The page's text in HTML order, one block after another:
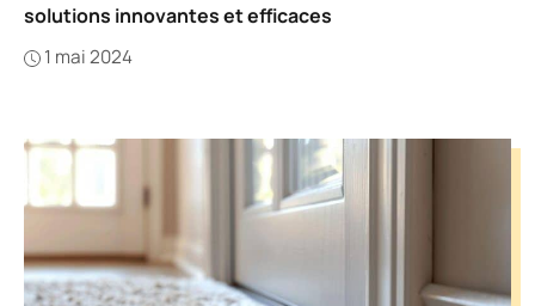
solutions innovantes et efficaces
1 mai 2024